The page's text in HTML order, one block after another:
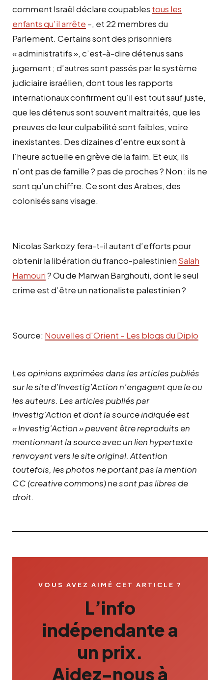
comment Israël déclare coupables tous les
enfants qu’il arrête –, et 22 membres du
Parlement. Certains sont des prisonniers
« administratifs », c’est-à-dire détenus sans
jugement ; d’autres sont passés par le système
judiciaire israélien, dont tous les rapports
internationaux confirment qu’il est tout sauf juste,
que les détenus sont souvent maltraités, que les
preuves de leur culpabilité sont faibles, voire
inexistantes. Des dizaines d’entre eux sont à
l’heure actuelle en grève de la faim. Et eux, ils
n’ont pas de famille ? pas de proches ? Non : ils ne
sont qu’un chiffre. Ce sont des Arabes, des
colonisés sans visage.
Nicolas Sarkozy fera-t-il autant d’efforts pour
obtenir la libération du franco-palestinien Salah
Hamouri? Ou de Marwan Barghouti, dont le seul
crime est d’être un nationaliste palestinien ?
Source: Nouvelles d'Orient – Les blogs du Diplo
Les opinions exprimées dans les articles publiés
sur le site d’Investig’Action n’engagent que le ou
les auteurs. Les articles publiés par
Investig’Action et dont la source indiquée est
« Investig’Action » peuvent être reproduits en
mentionnant la source avec un lien hypertexte
renvoyant vers le site original. Attention
toutefois, les photos ne portant pas la mention
CC (creative commons) ne sont pas libres de
droit.
VOUS AVEZ AIMÉ CET ARTICLE ?
L’info
indépendante a
un prix.
Aidez-nous à